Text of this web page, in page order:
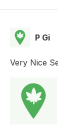
P Gi
Very Nice